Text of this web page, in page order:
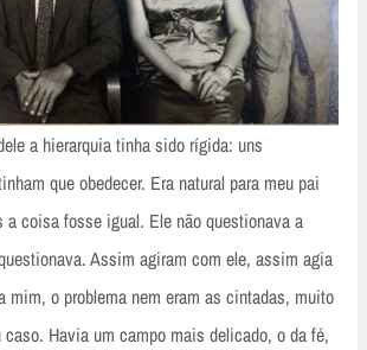
a hierarquia tinha sido rígida: uns
que obedecer. Era natural para meu pai
a coisa fosse igual. Ele não questionava a
Assim agiram com ele, assim agia
mim, o problema nem eram as cintadas, muito
Havia um campo mais delicado, o da fé,